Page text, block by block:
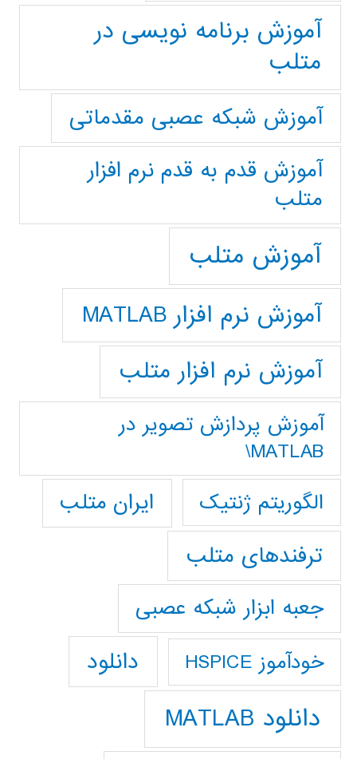
آموزش برنامه نویسی در
متلب
آموزش شبکه عصبی مقدماتی
آموزش قدم به قدم نرم افزار
متلب
آموزش متلب
آموزش نرم افزار MATLAB
آموزش نرم افزار متلب
آموزش پردازش تصوير در
MATLAB\
الگوریتم ژنتیک
ایران متلب
ترفندهای متلب
جعبه ابزار شبکه عصبی
خودآموز HSPICE دانلود
دانلود MATLAB